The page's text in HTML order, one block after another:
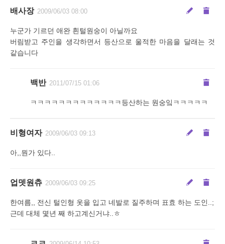
배사장 2009/06/03 08:00
누군가 기르던 애완 흰털원숭이 아닐까요
버림받고 주인을 생각하면서 등산으로 울적한 마음을 달래는 것
같습니다
백반 2011/07/15 01:06
ㅋㅋㅋㅋㅋㅋㅋㅋㅋㅋㅋㅋㅋ등산하는 원숭잌ㅋㅋㅋㅋㅋ
비형여자 2009/06/03 09:13
아,,뭔가 있다..
업뎃원츄 2009/06/03 09:25
한여름,, 전신 털인형 옷을 입고 네발로 질주하며 표효 하는 도인..;
근데 대체 몇년 째 하고계신거냐..ㅎ